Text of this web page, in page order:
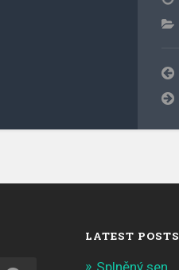
LATEST POSTS
Splněný sen